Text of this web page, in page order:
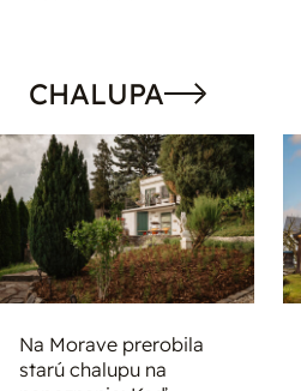
CHALUPA
Na Morave prerobila
starú chalupu na